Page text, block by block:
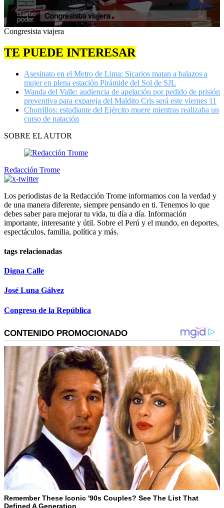
0
seconds
of
5
seconds
Congresista viajera
TE PUEDE INTERESAR
Asesinato en el Metro de Lima: Sicarios matan a balazos a
mujer en plena estación Pirámide del Sol de SJL
Wanda del Valle: audiencia de apelación por pedido de prisión
preventiva para expareja del Maldito Cris será este viernes 11
Chorrillos: estudiante del Ejército muere mientras realizaba un
curso de natación
SOBRE EL AUTOR
Redacción Trome
Los periodistas de la Redacción Trome informamos con la verdad y
de una manera diferente, siempre pensando en ti. Tenemos lo que
debes saber para mejorar tu vida, tu día a día. Información
importante, interesante y útil. Sobre el Perú y el mundo, en deportes,
espectáculos, familia, política y más.
tags relacionadas
Digna Calle
José Luna Gálvez
Congreso de la República